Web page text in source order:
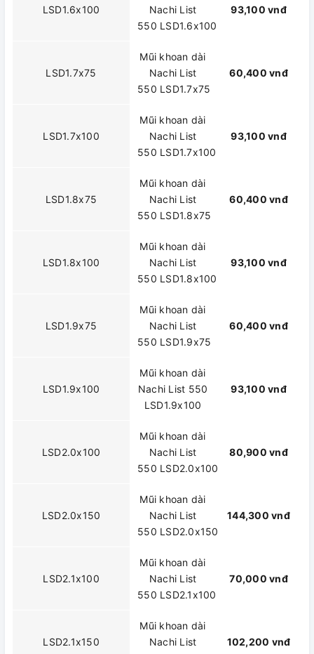
LSD1.6x100
Nachi List
550 LSD1.6x100
93,100 vnđ
LSD1.7x75
Mũi khoan dài
Nachi List
550 LSD1.7x75
60,400 vnđ
LSD1.7x100
Mũi khoan dài
Nachi List
550 LSD1.7x100
93,100 vnđ
LSD1.8x75
Mũi khoan dài
Nachi List
550 LSD1.8x75
60,400 vnđ
LSD1.8x100
Mũi khoan dài
Nachi List
550 LSD1.8x100
93,100 vnđ
LSD1.9x75
Mũi khoan dài
Nachi List
550 LSD1.9x75
60,400 vnđ
LSD1.9x100
Mũi khoan dài
Nachi List 550
LSD1.9x100
93,100 vnđ
LSD2.0x100
Mũi khoan dài
Nachi List
550 LSD2.0x100
80,900 vnđ
LSD2.0x150
Mũi khoan dài
Nachi List
550 LSD2.0x150
144,300 vnđ
LSD2.1x100
Mũi khoan dài
Nachi List
550 LSD2.1x100
70,000 vnđ
LSD2.1x150
Mũi khoan dài
Nachi List
102,200 vnđ